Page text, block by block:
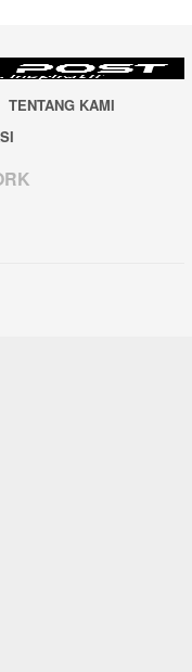
TENTANG KAMI